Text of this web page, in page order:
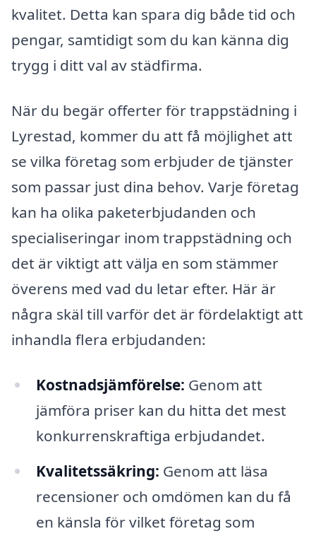
kvalitet. Detta kan spara dig både tid och
pengar, samtidigt som du kan känna dig
trygg i ditt val av städfirma.
När du begär offerter för trappstädning i
Lyrestad, kommer du att få möjlighet att
se vilka företag som erbjuder de tjänster
som passar just dina behov. Varje företag
kan ha olika paketerbjudanden och
specialiseringar inom trappstädning och
det är viktigt att välja en som stämmer
överens med vad du letar efter. Här är
några skäl till varför det är fördelaktigt att
inhandla flera erbjudanden:
Kostnadsjämförelse: Genom att
jämföra priser kan du hitta det mest
konkurrenskraftiga erbjudandet.
Kvalitetssäkring: Genom att läsa
recensioner och omdömen kan du få
en känsla för vilket företag som